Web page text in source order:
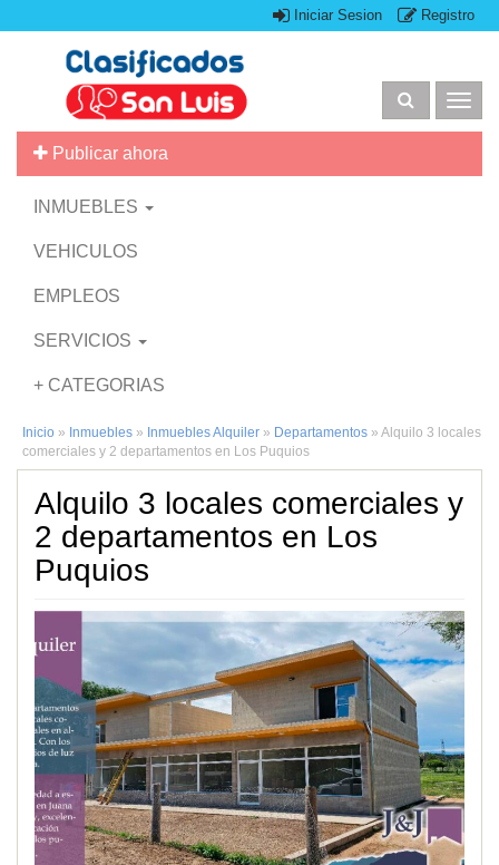
Iniciar Sesion Registro
Publicar ahora
INMUEBLES
VEHICULOS
EMPLEOS
SERVICIOS
+ CATEGORIAS
Inicio » Inmuebles » Inmuebles Alquiler » Departamentos » Alquilo 3 locales
comerciales y 2 departamentos en Los Puquios
Alquilo 3 locales comerciales y
2 departamentos en Los
Puquios